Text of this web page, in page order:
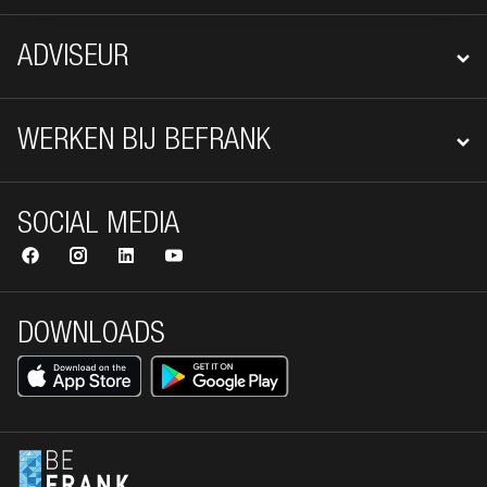
ADVISEUR
WERKEN BIJ BEFRANK
DOWNLOADS
SOCIAL MEDIA